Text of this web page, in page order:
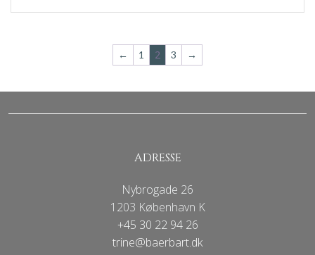
← 1 2 3 →
ADRESSE
Nybrogade 26
1203 København K
+45 30 22 94 26
trine@baerbart.dk